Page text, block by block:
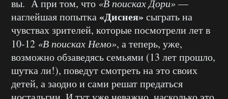
вы. А при том, что «В поисках Дори»—
наглейшая попытка«Диснея»сыграть на
чувствах зрителей, которые посмотрели лет в
10-12 «В поисках Немо», а теперь, уже,
возможно обзаведясь семьями (13 лет прошло,
шутка ли!), поведут смотреть на это своих
детей, а заодно и сами решат предаться